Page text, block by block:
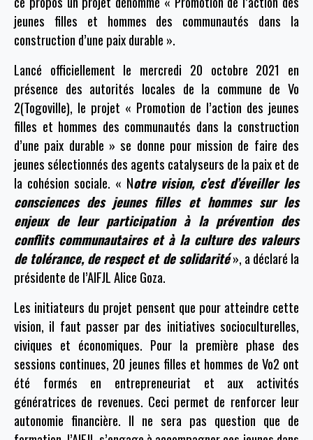
jeunes filles et hommes des communautés dans la
construction d’une paix durable ».
Lancé officiellement le mercredi 20 octobre 2021 en
présence des autorités locales de la commune de Vo
2(Togoville), le projet « Promotion de l’action des jeunes
filles et hommes des communautés dans la construction
d’une paix durable » se donne pour mission de faire des
jeunes sélectionnés des agents catalyseurs de la paix et de
la cohésion sociale. « Notre vision, c’est d’éveiller les
consciences des jeunes filles et hommes sur les
enjeux de leur participation à la prévention des
conflits communautaires et à la culture des valeurs
de tolérance, de respect et de solidarité», a déclaré la
présidente de l’AIFJL Alice Goza.
Les initiateurs du projet pensent que pour atteindre cette
vision, il faut passer par des initiatives socioculturelles,
civiques et économiques. Pour la première phase des
sessions continues, 20 jeunes filles et hommes de Vo2 ont
été formés en entrepreneuriat et aux activités
génératrices de revenues. Ceci permet de renforcer leur
autonomie financière. Il ne sera pas question que de